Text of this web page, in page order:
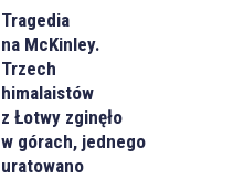
Tragedia
na McKinley.
Trzech
himalaistów
z Łotwy zginęło
w górach, jednego
uratowano